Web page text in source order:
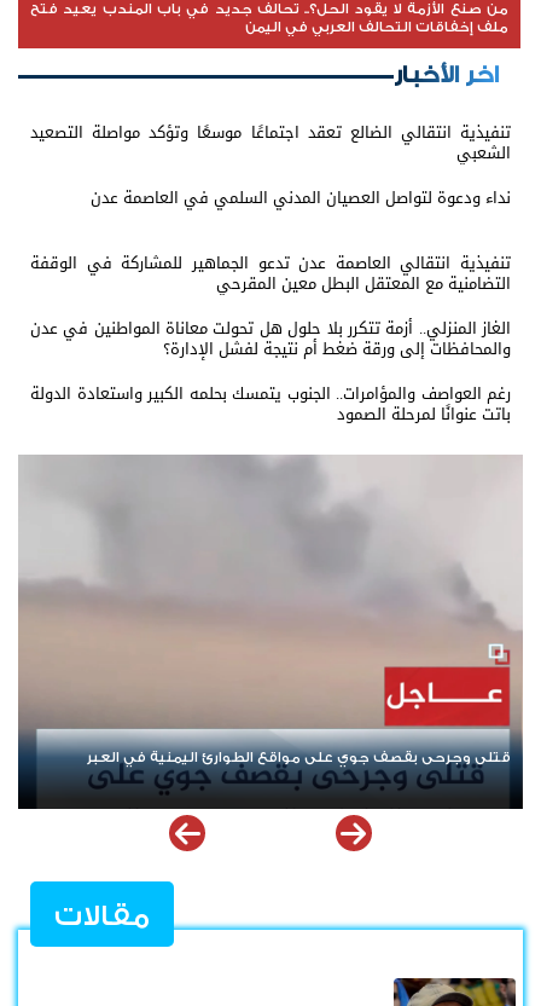
من صنع الأزمة لا يقود الحل؟.. تحالف جديد في باب المندب يعيد فتح
ملف إخفاقات التحالف العربي في اليمن
اخر الأخبار
تنفيذية انتقالي الضالع تعقد اجتماعًا موسعًا وتؤكد مواصلة التصعيد
الشعبي
نداء ودعوة لتواصل العصيان المدني السلمي في العاصمة عدن
تنفيذية انتقالي العاصمة عدن تدعو الجماهير للمشاركة في الوقفة
التضامنية مع المعتقل البطل معين المقرحي
الغاز المنزلي.. أزمة تتكرر بلا حلول هل تحولت معاناة المواطنين في عدن
والمحافظات إلى ورقة ضغط أم نتيجة لفشل الإدارة؟
رغم العواصف والمؤامرات.. الجنوب يتمسك بحلمه الكبير واستعادة الدولة
باتت عنوانًا لمرحلة الصمود
إيران ومحورها.. من "نصرة فلسطين" إلى إشعال أزمات المنطقة
مقالات